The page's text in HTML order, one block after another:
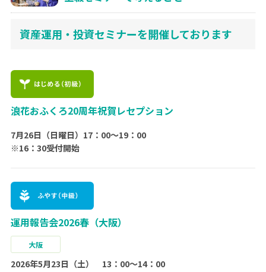
資産運用・投資セミナーを開催しております
浪花おふくろ20周年祝賀レセプション
7月26日（日曜日）17：00〜19：00
※16：30受付開始
運用報告会2026春（大阪）
大阪
2026年5月23日（土） 13：00～14：00